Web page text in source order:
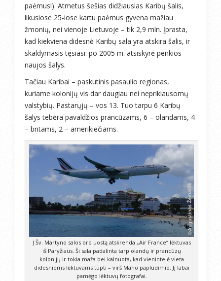
paėmus!). Atmetus šešias didžiausias Karibų šalis,
likusiose 25-iose kartu paėmus gyvena mažiau
žmonių, nei vienoje Lietuvoje – tik 2,9 mln. Įprasta,
kad kiekviena didesnė Karibų sala yra atskira šalis, ir
skaldymasis tęsiasi: po 2005 m. atsiskyrė penkios
naujos šalys.
Tačiau Karibai – paskutinis pasaulio regionas,
kuriame kolonijų vis dar daugiau nei nepriklausomų
valstybių. Pastarųjų – vos 13. Tuo tarpu 6 Karibų
šalys tebėra pavaldžios prancūzams, 6 – olandams, 4
– britams, 2 – amerikiečiams.
Į Šv. Martyno salos oro uostą atskrenda „Air France“ lėktuvas
iš Paryžiaus. Ši sala padalinta tarp olandų ir prancūzų
kolonijų ir tokia maža bei kalnuota, kad vienintelė vieta
didesniems lėktuvams tūpti – virš Maho paplūdimio. Jį labai
pamėgo lėktuvų fotografai.